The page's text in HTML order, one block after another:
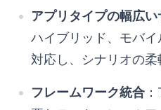
アプリタイプの幅広い
ハイブリッド、モバ
対応し、シナリオの柔
フレームワーク統合